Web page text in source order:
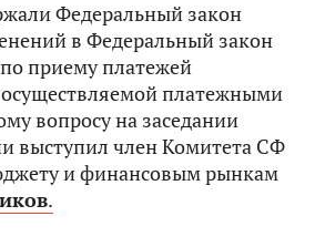
Федеральный закон
в Федеральный закон
приему платежей
платежными
вопросу на заседании
выступил член Комитета СФ
и финансовым рынкам
.